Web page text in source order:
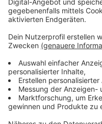
Verpass' nichts
ANTENNE
Lifestyle oder
Zum